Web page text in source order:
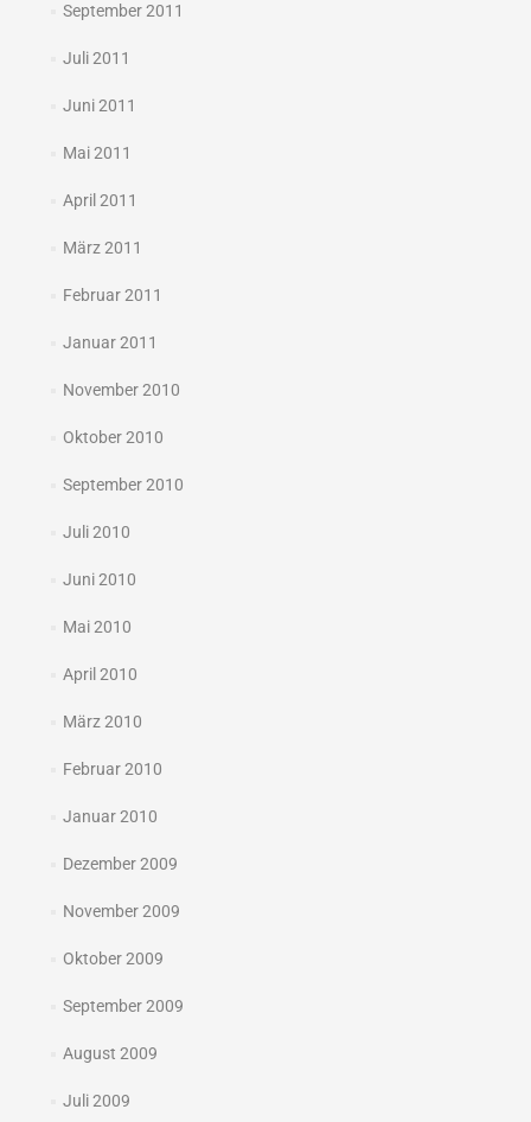
September 2011
Juli 2011
Juni 2011
Mai 2011
April 2011
März 2011
Februar 2011
Januar 2011
November 2010
Oktober 2010
September 2010
Juli 2010
Juni 2010
Mai 2010
April 2010
März 2010
Februar 2010
Januar 2010
Dezember 2009
November 2009
Oktober 2009
September 2009
August 2009
Juli 2009